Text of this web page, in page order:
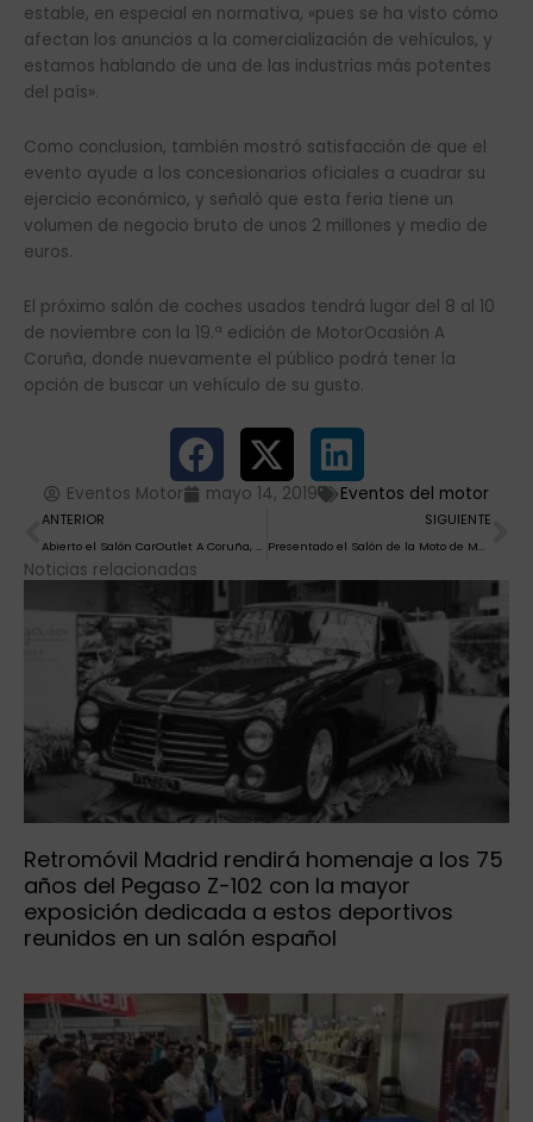
estable, en especial en normativa, «pues se ha visto cómo
afectan los anuncios a la comercialización de vehículos, y
estamos hablando de una de las industrias más potentes
del país».
Como conclusion, también mostró satisfacción de que el
evento ayude a los concesionarios oficiales a cuadrar su
ejercicio económico, y señaló que esta feria tiene un
volumen de negocio bruto de unos 2 millones y medio de
euros.
El próximo salón de coches usados tendrá lugar del 8 al 10
de noviembre con la 19.ª edición de MotorOcasión A
Coruña, donde nuevamente el público podrá tener la
opción de buscar un vehículo de su gusto.
Eventos Motor mayo 14, 2019 Eventos del motor
Ant
ANTERIOR
Abierto el Salón CarOutlet A Coruña, con las primeras reservas entre los 900 vehículos de ocasión de concesionarios a la venta
SIGUIENTE
Presentado el Salón de la Moto de Málaga, que abre el viernes con las novedades de 2019 de 30 marcas, mercado de ocasión de concesionarios y exhibiciones
Noticias relacionadas
Retromóvil Madrid rendirá homenaje a los 75
años del Pegaso Z-102 con la mayor
exposición dedicada a estos deportivos
reunidos en un salón español